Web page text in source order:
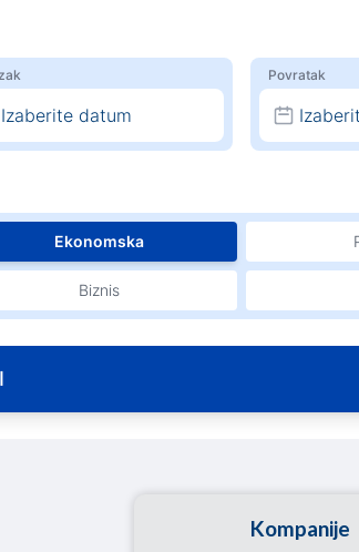
Izaberite datum
Povratak
Ekonomska
Biznis
Kompanije